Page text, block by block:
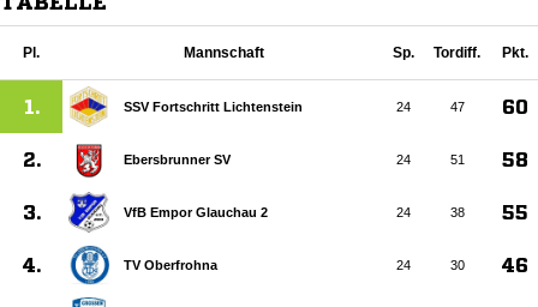
Pl. Mannschaft Sp. Tordiff. Pkt.
1. SSV Fortschritt Lichtenstein 24 47 60
2. Ebersbrunner SV 24 51 58
3. VfB Empor Glauchau 2 24 38 55
4. TV Oberfrohna 24 30 46